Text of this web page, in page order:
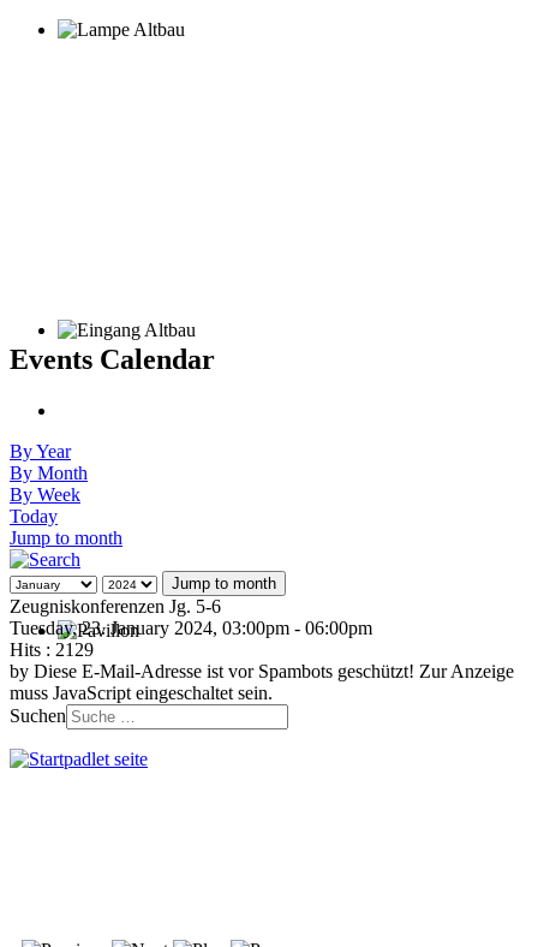
Events Calendar
By Year
By Month
By Week
Today
Jump to month
Jump to month
Zeugniskonferenzen Jg. 5-6
Tuesday, 23. January 2024, 03:00pm - 06:00pm
Hits : 2129
by Diese E-Mail-Adresse ist vor Spambots geschützt! Zur Anzeige
muss JavaScript eingeschaltet sein.
Suchen